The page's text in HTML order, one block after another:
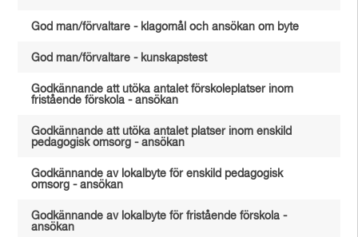
God man/förvaltare - klagomål och ansökan om byte
God man/förvaltare - kunskapstest
Godkännande att utöka antalet förskoleplatser inom
fristående förskola - ansökan
Godkännande att utöka antalet platser inom enskild
pedagogisk omsorg - ansökan
Godkännande av lokalbyte för enskild pedagogisk
omsorg - ansökan
Godkännande av lokalbyte för fristående förskola -
ansökan